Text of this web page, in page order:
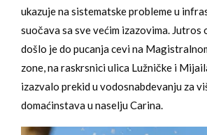
ukazuje na sistematske probleme u
suočava sa sve većim izazovima. Jutros
došlo je do pucanja cevi na
zone, na raskrsnici ulica Lužničke i
izazvalo prekid u vodosnabdevanju za
domaćinstava u naselju Carina.